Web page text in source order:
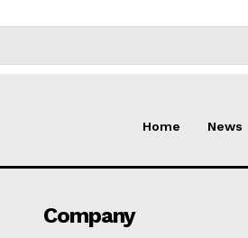
Home News
Company